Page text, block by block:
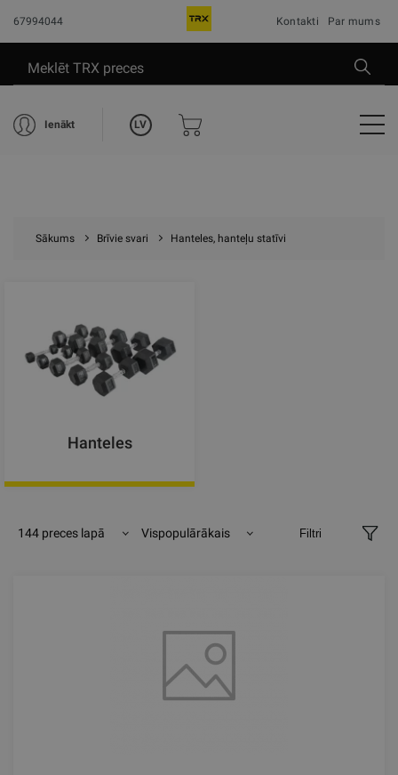
67994044 Kontakti Par mums
Ienākt LV
Sākums Brīvie svari Hanteles, hanteļu statīvi
Hanteles
144 preces lapā Vispopulārākais Filtri